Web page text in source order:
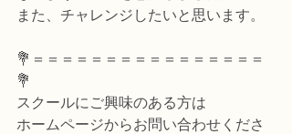
また、チャレンジしたいと思います。
💐＝＝＝＝＝＝＝＝＝＝＝＝＝＝＝＝
💐
スクールにご興味のある方は
ホームページからお問い合わせくださ